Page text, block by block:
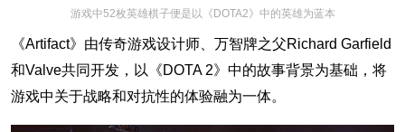
游戏中52枚英雄棋子便是以《DOTA2》中的英雄为蓝本
《Artifact》由传奇游戏设计师、万智牌之父Richard Garfield
和Valve共同开发，以《DOTA 2》中的故事背景为基础，将
游戏中关于战略和对抗性的体验融为一体。